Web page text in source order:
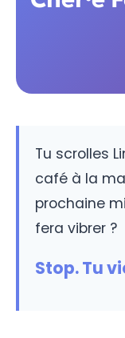
Tu scrolles
café à la
prochaine
fera vibrer ?
Stop. Tu